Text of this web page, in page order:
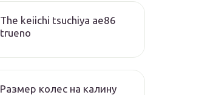
The keiichi tsuchiya ae86
trueno
Размер колес на калину